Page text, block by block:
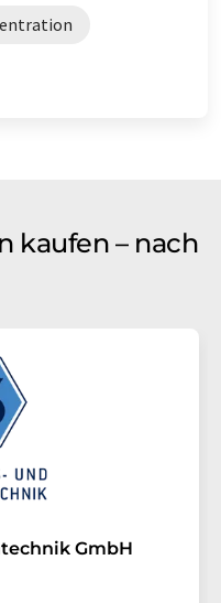
kaufen – nach
GmbH